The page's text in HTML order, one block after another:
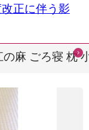
正に伴う影
の麻 ごろ寝 枕